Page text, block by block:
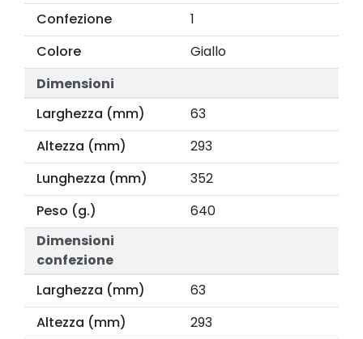
Confezione
1
Colore
Giallo
Dimensioni
Larghezza (mm)
63
Altezza (mm)
293
Lunghezza (mm)
352
Peso (g.)
640
Dimensioni
confezione
Larghezza (mm)
63
Altezza (mm)
293